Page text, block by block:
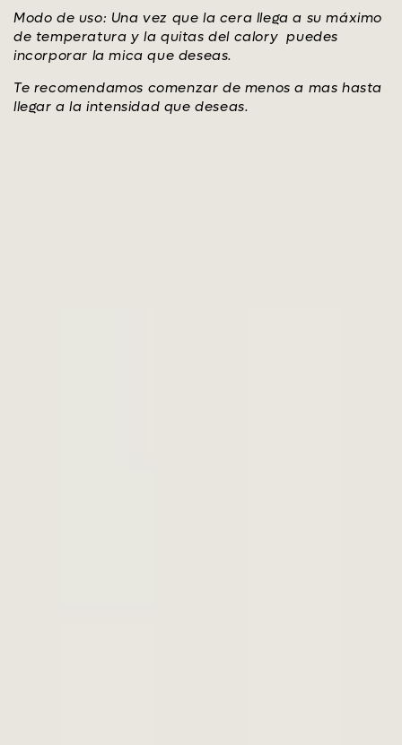
Modo de uso: Una vez que la cera llega a su máximo
de temperatura y la quitas del calory puedes
incorporar la mica que deseas.
Te recomendamos comenzar de menos a mas hasta
llegar a la intensidad que deseas.